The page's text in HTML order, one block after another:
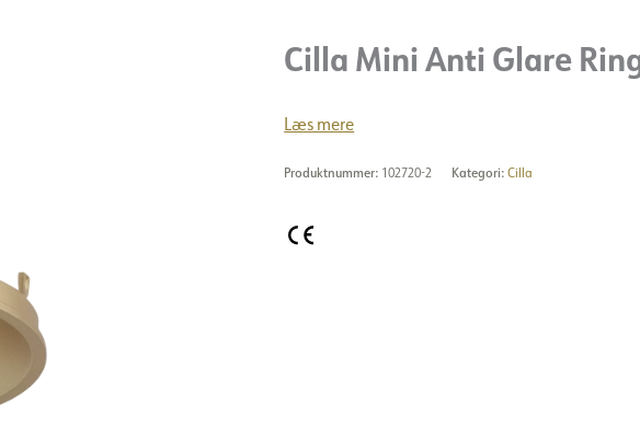
Cilla Mini Anti Glare
Læs mere
Produktnummer: 102720-2 Kategori:Cilla